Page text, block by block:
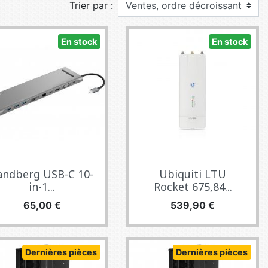
TV ET ACQUISITION VIDÉO
/ PROTECTION TÉLÉPHONE
TABLETTES / SMARTPHONES
TÉLÉPHONIE
CONNECTÉS
Trier par :
En stock
USB-C 10-
in-1...
Prix
65,00 €
En stock
Ubiquiti LTU
Rocket 675,84...
Prix
539,90 €
Dernières pièces Dernières pièces